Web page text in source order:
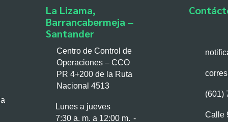
de las Troncales del Magdalena
(Cesar).
procesos de educación y
la campaña toma como
sencillo pero poderoso: así
en equipo, la seguridad vial también
motociclistas, ciclistas, peatones y
La Lizama,
Barrancabermeja –
Santander
Centro de Control de
Operaciones – CCO
PR 4+200 de la Ruta
Nacional 4513
Lunes a jueves
7:30 a. m. a 12:00 m. -
(601)
Calle